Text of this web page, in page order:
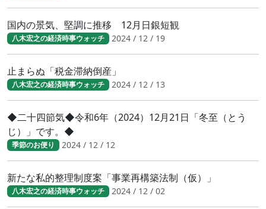
国内の景気、堅調に推移 12月日銀短観
八木宏之の経済時事ウォッチ 2024 / 12 / 19
止まらぬ「税金滞納倒産」
八木宏之の経済時事ウォッチ 2024 / 12 / 13
◆二十四節気◆令和6年（2024）12月21日「冬至（とう
じ）」です。◆
季節のお便り 2024 / 12 / 12
新たな私的整理制度案「事業再構築法制（仮）」
八木宏之の経済時事ウォッチ 2024 / 12 / 02